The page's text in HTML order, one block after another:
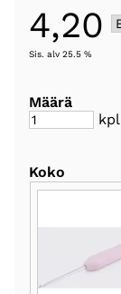
4,20
Sis. alv 25.5 %
Määrä
kpl
Koko